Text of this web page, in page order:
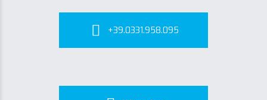
+39.0331.958.095